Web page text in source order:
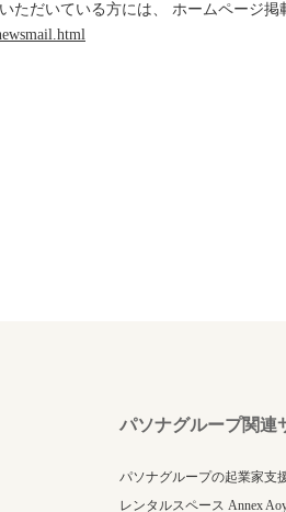
ただいている方には、 ホームページ掲
パソナグループ関連
パソナグループの起業家支
レンタルスペース Annex